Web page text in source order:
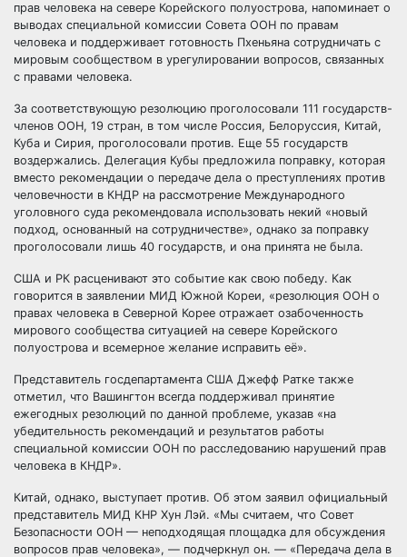
прав человека на севере Корейского полуострова, напоминает о
выводах специальной комиссии Совета ООН по правам
человека и поддерживает готовность Пхеньяна сотрудничать с
мировым сообществом в урегулировании вопросов, связанных
с правами человека.
За соответствующую резолюцию проголосовали 111 государств-
членов ООН, 19 стран, в том числе Россия, Белоруссия, Китай,
Куба и Сирия, проголосовали против. Еще 55 государств
воздержались. Делегация Кубы предложила поправку, которая
вместо рекомендации о передаче дела о преступлениях против
человечности в КНДР на рассмотрение Международного
уголовного суда рекомендовала использовать некий «новый
подход, основанный на сотрудничестве», однако за поправку
проголосовали лишь 40 государств, и она принята не была.
США и РК расценивают это событие как свою победу. Как
говорится в заявлении МИД Южной Кореи, «резолюция ООН о
правах человека в Северной Корее отражает озабоченность
мирового сообщества ситуацией на севере Корейского
полуострова и всемерное желание исправить её».
Представитель госдепартамента США Джефф Ратке также
отметил, что Вашингтон всегда поддерживал принятие
ежегодных резолюций по данной проблеме, указав «на
убедительность рекомендаций и результатов работы
специальной комиссии ООН по расследованию нарушений прав
человека в КНДР».
Китай, однако, выступает против. Об этом заявил официальный
представитель МИД КНР Хун Лэй. «Мы считаем, что Совет
Безопасности ООН — неподходящая площадка для обсуждения
вопросов прав человека», — подчеркнул он. — «Передача дела в